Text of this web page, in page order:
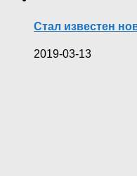
Стал известен
2019-03-13